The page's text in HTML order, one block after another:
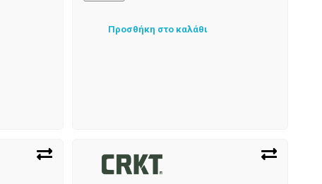
Προσθήκη στο καλάθι